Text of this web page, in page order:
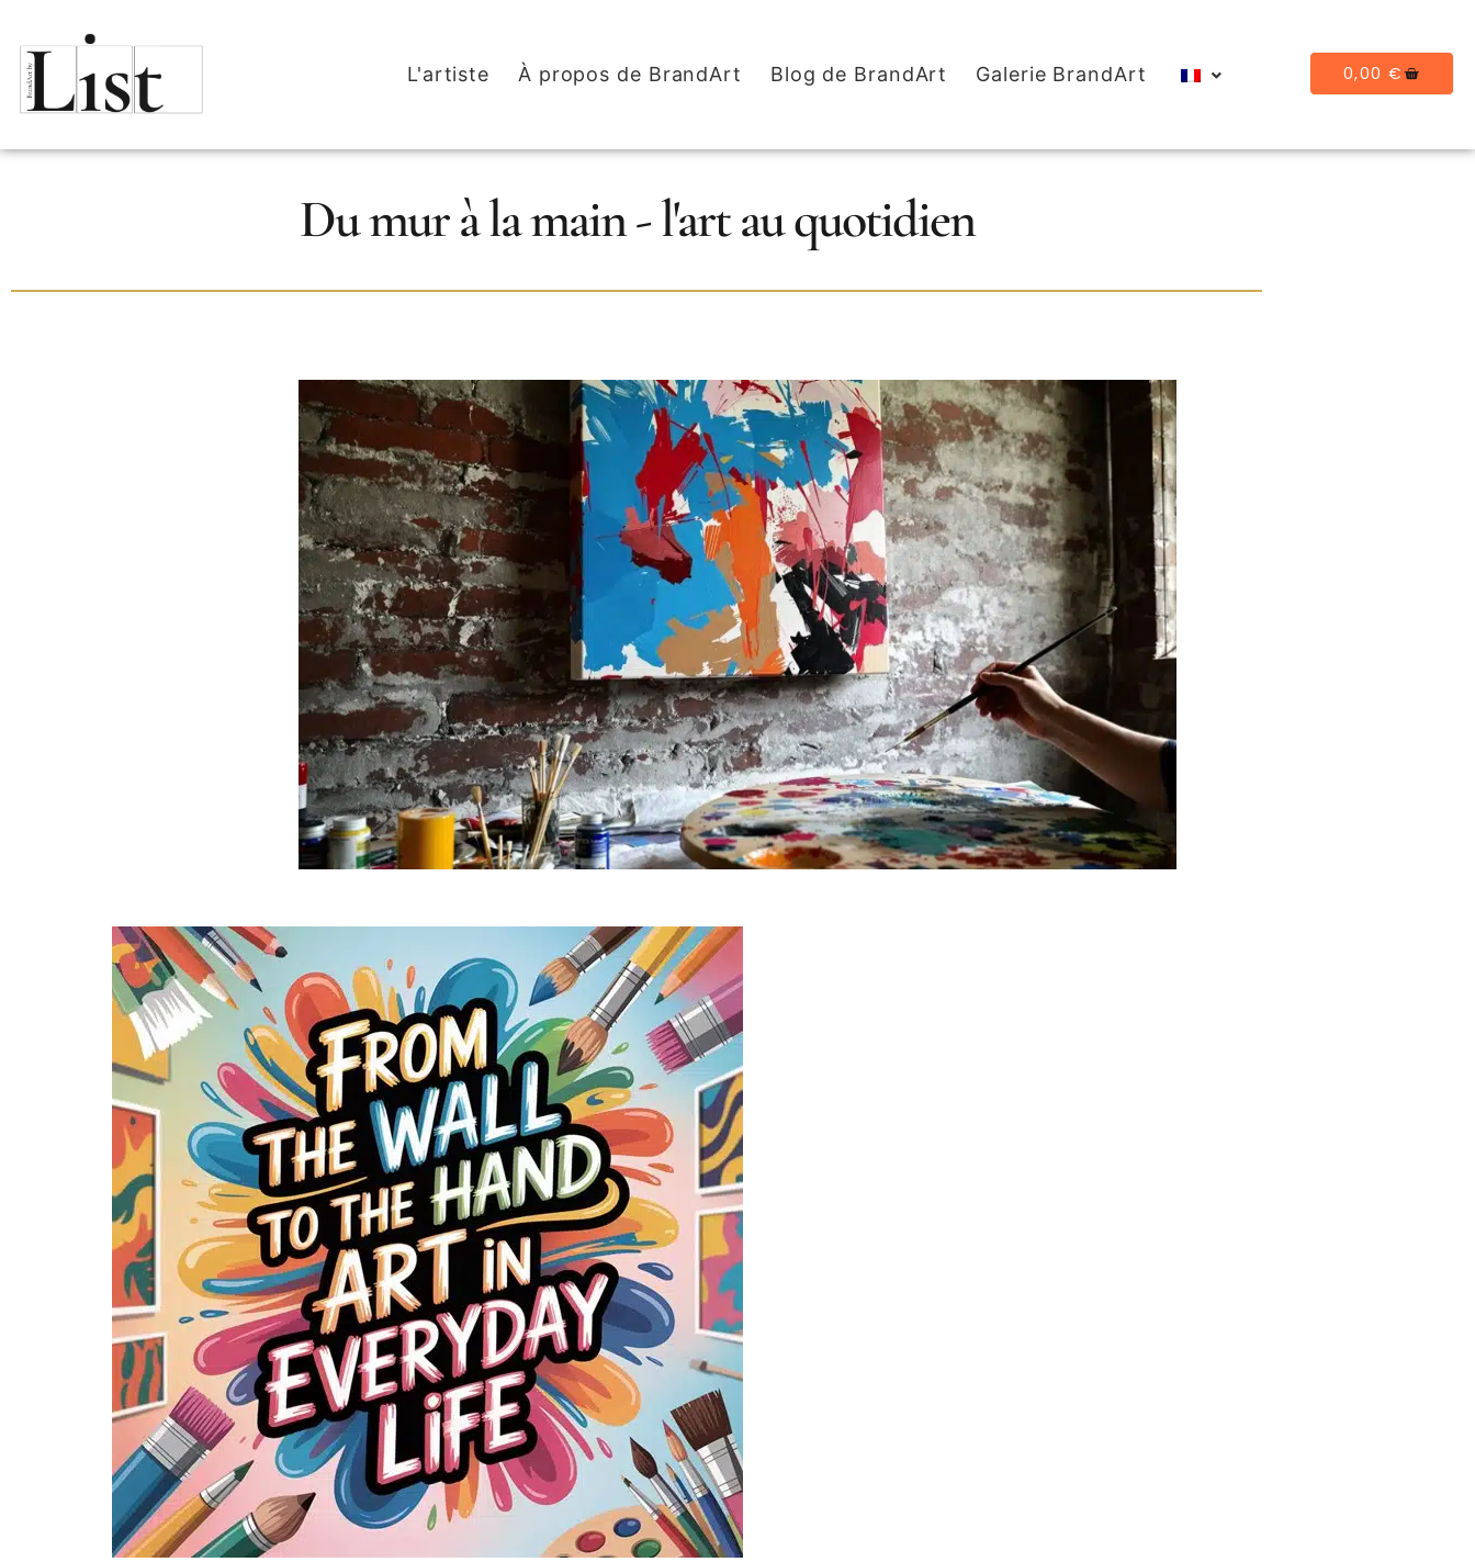
L'artiste À propos de BrandArt Blog de BrandArt Galerie BrandArt 0,00 €
Du mur à la main - l'art au quotidien